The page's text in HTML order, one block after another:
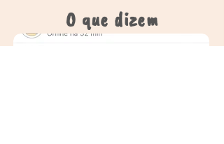
O que dizem